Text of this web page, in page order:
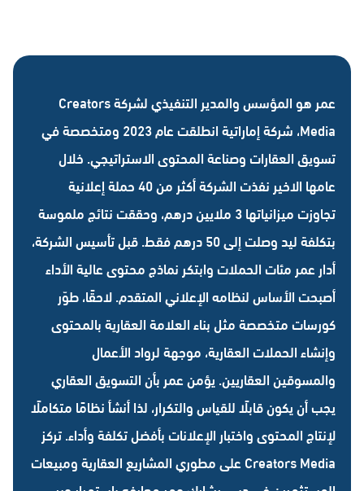
عمر هو المؤسس والمدير التنفيذي لشركة Creators
Media، شركة إماراتية انطلقت عام 2023 ومتخصصة في
تسويق العقارات وصناعة المحتوى الاستراتيجي. خلال
عامها الاخير نفذت الشركة أكثر من 40 حملة إعلانية
تجاوزت ميزانياتها 3 ملايين درهم، وحققت نتائج ملموسة
بتكلفة ليد وصلت إلى 50 درهم فقط. قبل تأسيس الشركة،
أدار عمر مئات الحملات وابتكر نماذج محتوى عالية الأداء
أصبحت الأساس لنظامه الإعلاني المتقدم. لاحقًا، طوّر
كورسات متخصصة مثل بناء العلامة العقارية بالمحتوى
وإنشاء الحملات العقارية، موجهة لرواد الأعمال
والمسوقين العقاريين. يؤمن عمر بأن التسويق العقاري
يجب أن يكون قابلًا للقياس والتكرار، لذا أنشأ نظامًا متكاملًا
لإنتاج المحتوى واختبار الإعلانات بأفضل تكلفة وأداء. تركز
Creators Media على مطوري المشاريع العقارية ومبيعات